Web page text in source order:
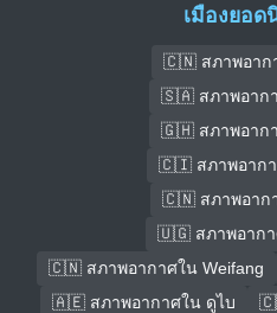
เมืองยอ
🇨🇳 สภาพอาก
🇸🇦 สภาพอาก
🇬🇭 สภาพอากา
🇨🇮 สภาพอากา
🇨🇳 สภาพอาก
🇺🇬 สภาพอากา
🇨🇳 สภาพอากาศใน Weifang
🇦🇪 สภาพอากาศใน ดูไบ